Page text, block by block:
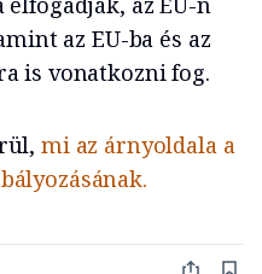
az EU-ba és az
is vonatkozni fog.
mi az árnyoldala a